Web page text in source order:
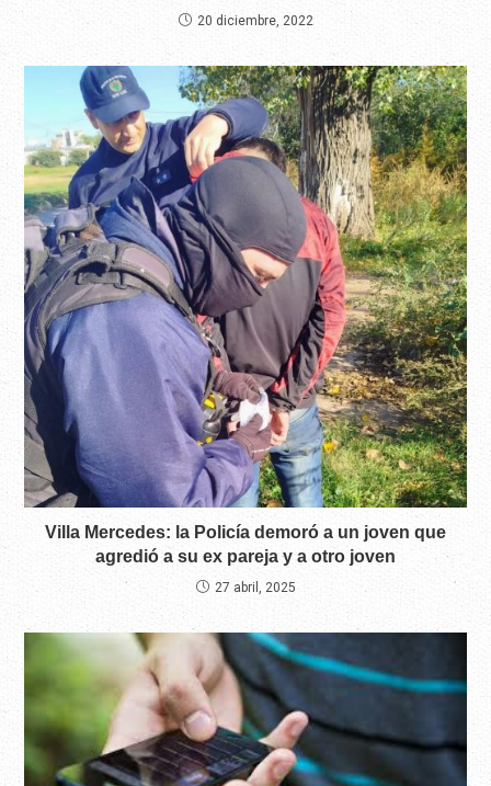
20 diciembre, 2022
Villa Mercedes: la Policía demoró a un joven que
agredió a su ex pareja y a otro joven
27 abril, 2025